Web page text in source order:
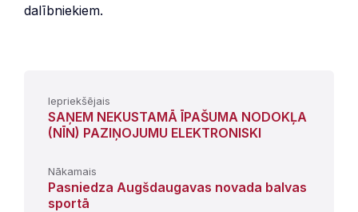
dalībniekiem.
Iepriekšējais
SAŅEM NEKUSTAMĀ ĪPAŠUMA NODOKĻA
(NĪN) PAZIŅOJUMU ELEKTRONISKI
Nākamais
Pasniedza Augšdaugavas novada balvas
sportā